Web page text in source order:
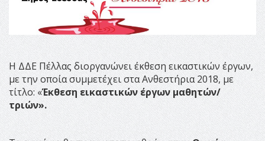
Η ΔΔΕ Πέλλας διοργανώνει έκθεση εικαστικών έργων,
με την οποία συμμετέχει στα Ανθεστήρια 2018, με
τίτλο: «Έκθεση εικαστικών έργων μαθητών/
τριών».